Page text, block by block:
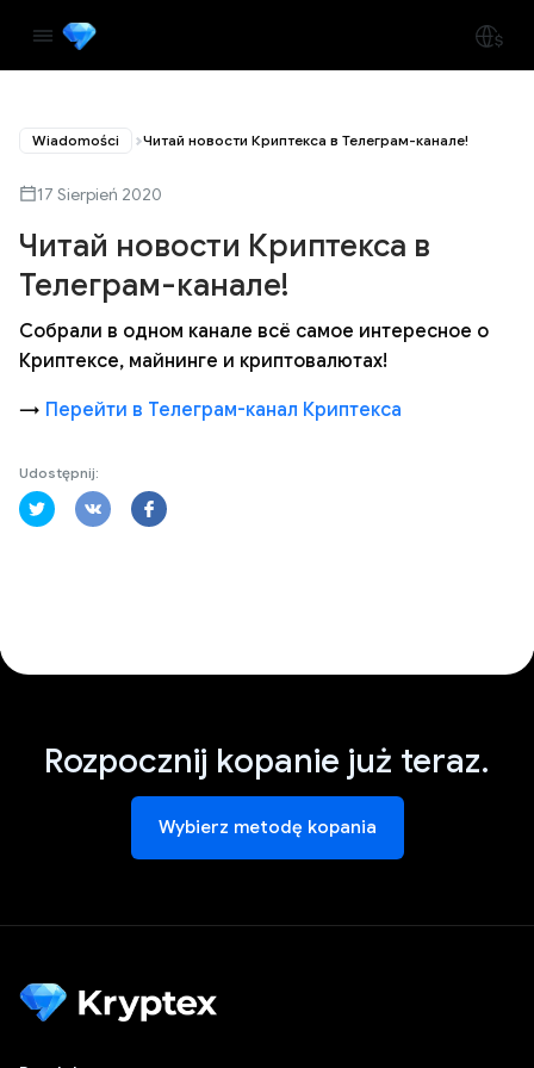
Wiadomości Читай новости Криптекса в Телеграм-канале!
17 Sierpień 2020
Читай новости Криптекса в
Телеграм-канале!
Собрали в одном канале всё самое интересное о
Криптексе, майнинге и криптовалютах!
→ Перейти в Телеграм-канал Криптекса
Udostępnij:
Rozpocznij kopanie już teraz.
Wybierz metodę kopania